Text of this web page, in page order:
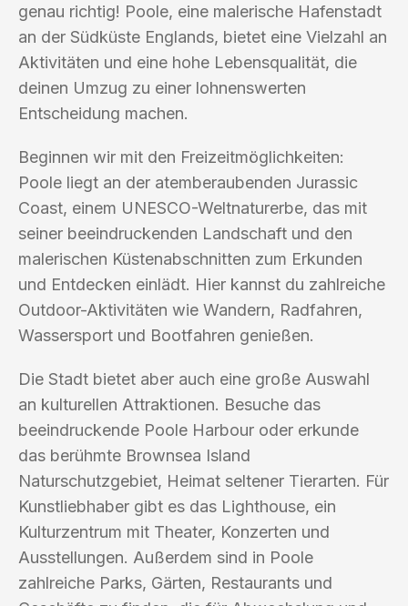
genau richtig! Poole, eine malerische Hafenstadt
an der Südküste Englands, bietet eine Vielzahl an
Aktivitäten und eine hohe Lebensqualität, die
deinen Umzug zu einer lohnenswerten
Entscheidung machen.
Beginnen wir mit den Freizeitmöglichkeiten:
Poole liegt an der atemberaubenden Jurassic
Coast, einem UNESCO-Weltnaturerbe, das mit
seiner beeindruckenden Landschaft und den
malerischen Küstenabschnitten zum Erkunden
und Entdecken einlädt. Hier kannst du zahlreiche
Outdoor-Aktivitäten wie Wandern, Radfahren,
Wassersport und Bootfahren genießen.
Die Stadt bietet aber auch eine große Auswahl
an kulturellen Attraktionen. Besuche das
beeindruckende Poole Harbour oder erkunde
das berühmte Brownsea Island
Naturschutzgebiet, Heimat seltener Tierarten. Für
Kunstliebhaber gibt es das Lighthouse, ein
Kulturzentrum mit Theater, Konzerten und
Ausstellungen. Außerdem sind in Poole
zahlreiche Parks, Gärten, Restaurants und